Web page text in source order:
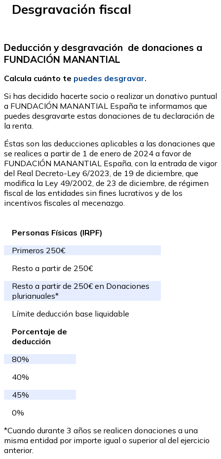
Desgravación fiscal
Deducción y desgravación de donaciones a
FUNDACIÓN MANANTIAL
Calcula cuánto te puedes desgravar.
Si has decidido hacerte socio o realizar un donativo puntual
a FUNDACIÓN MANANTIAL España te informamos que
puedes desgravarte estas donaciones de tu declaración de
la renta.
Éstas son las deducciones aplicables a las donaciones que
se realices a partir de 1 de enero de 2024 a favor de
FUNDACIÓN MANANTIAL España, con la entrada de vigor
del Real Decreto-Ley 6/2023, de 19 de diciembre, que
modifica la Ley 49/2002, de 23 de diciembre, de régimen
fiscal de las entidades sin fines lucrativos y de los
incentivos fiscales al mecenazgo.
Personas Físicas (IRPF)
Primeros 250€
Resto a partir de 250€
Resto a partir de 250€ en Donaciones
plurianuales*
Límite deducción base liquidable
Porcentaje de
deducción
80%
40%
45%
0%
*Cuando durante 3 años se realicen donaciones a una
misma entidad por importe igual o superior al del ejercicio
anterior.